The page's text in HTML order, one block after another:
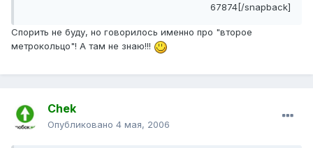
67874[/snapback]
Спорить не буду, но говорилось именно про "второе
метрокольцо"! А там не знаю!!!
Chek
Опубликовано 4 мая, 2006